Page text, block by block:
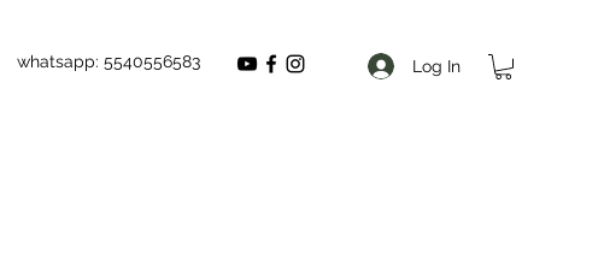
whatsapp: 5540556583 Log In